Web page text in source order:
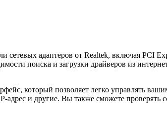
адаптеров от Realtek, включая PCI
поиска и загрузки драйверов из
который позволяет легко управлять
и другие. Вы также сможете проверять